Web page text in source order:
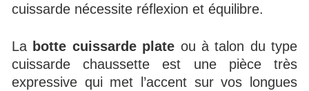
cuissarde nécessite réflexion et équilibre.
La botte cuissarde plate ou à talon du type
cuissarde chaussette est une pièce très
expressive qui met l’accent sur vos longues